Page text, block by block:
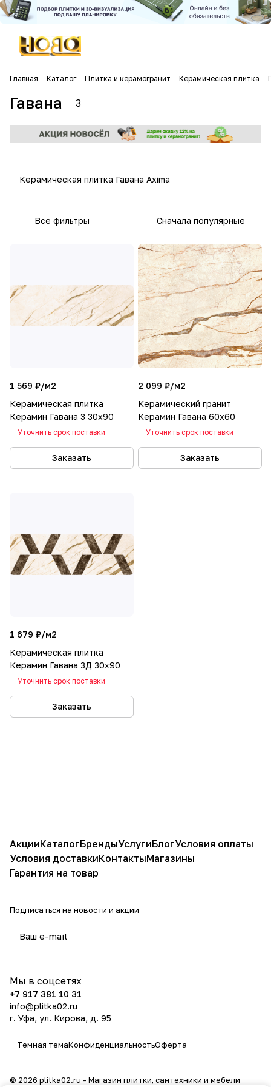
Главная Каталог Плитка и керамогранит Керамическая плитка
Гавана 3
Керамическая плитка Гавана Axima
Все фильтры Сначала популярные
1 569 ₽/м2
Керамическая плитка
Керамин Гавана 3 30х90
Уточнить срок поставки
Заказать
2 099 ₽/м2
Керамический гранит
Керамин Гавана 60х60
Уточнить срок поставки
Заказать
1 679 ₽/м2
Керамическая плитка
Керамин Гавана 3Д 30х90
Уточнить срок поставки
Заказать
АкцииКаталогБрендыУслугиБлогУсловия оплаты
Условия доставкиКонтактыМагазины
Гарантия на товар
Подписаться на новости и акции
Мы в соцсетях
+7 917 381 10 31
info@plitka02.ru
г. Уфа, ул. Кирова, д. 95
Темная темаКонфиденциальностьОферта
© 2026 plitka02.ru - Магазин плитки, сантехники и мебели